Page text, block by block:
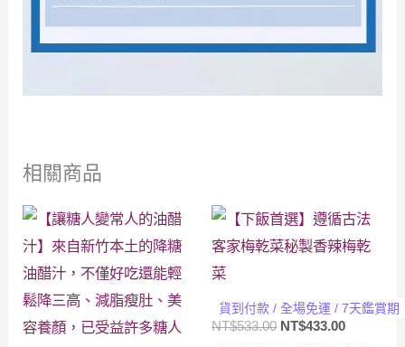
相關商品
貨到付款 / 全場免運 / 7天鑑賞期
NT$533.00 原
NT$433.00目